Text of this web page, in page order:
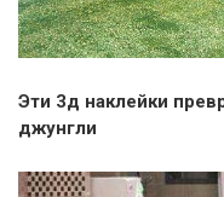
Эти 3д наклейки
джунгли